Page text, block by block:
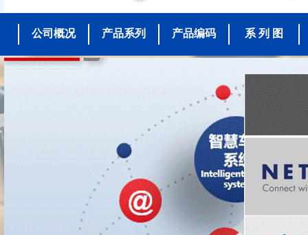
公司概况 产品系列 产品编码 系 列 图